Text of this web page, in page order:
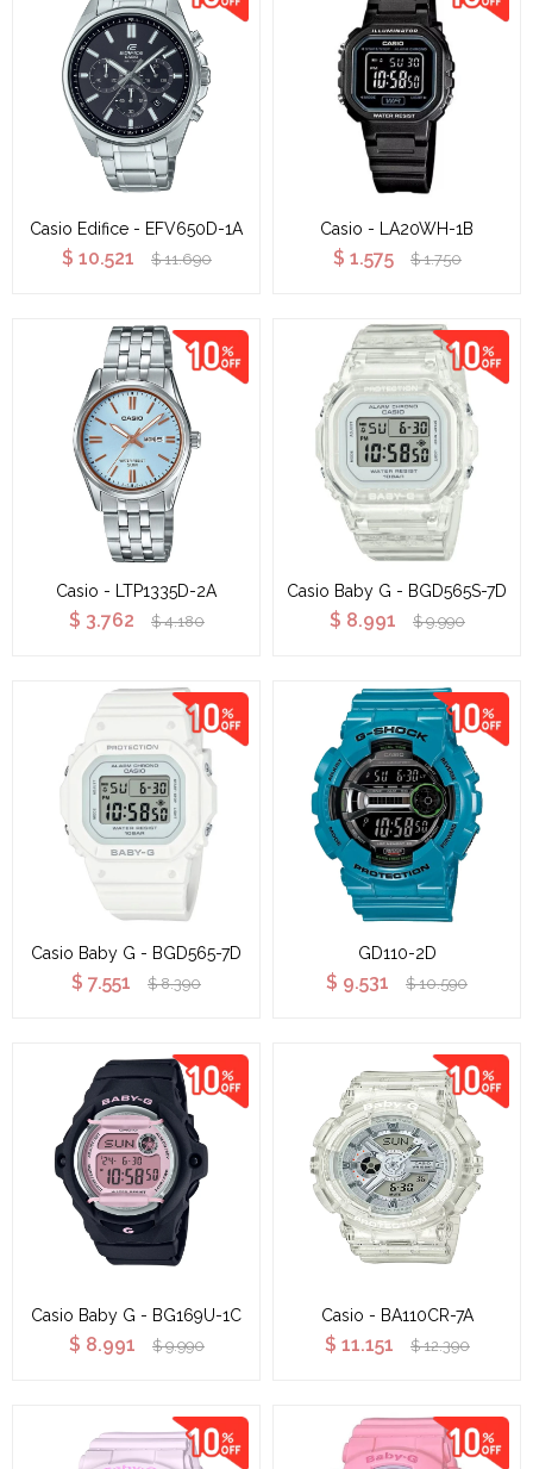
Casio Edifice - EFV650D-1A
$ 10.521 $ 11.690
Casio - LA20WH-1B
$ 1.575 $ 1.750
Casio - LTP1335D-2A
$ 3.762 $ 4.180
Casio Baby G - BGD565S-7D
$ 8.991 $ 9.990
Casio Baby G - BGD565-7D
$ 7.551 $ 8.390
GD110-2D
$ 9.531 $ 10.590
Casio Baby G - BG169U-1C
$ 8.991 $ 9.990
Casio - BA110CR-7A
$ 11.151 $ 12.390